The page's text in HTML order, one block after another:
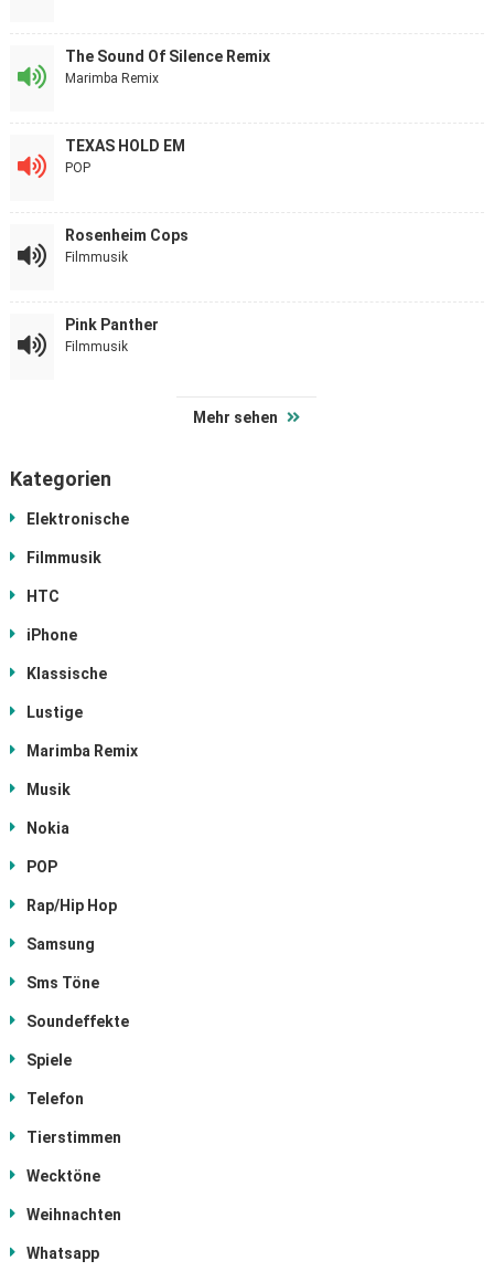
The Sound Of Silence Remix
Marimba Remix
TEXAS HOLD EM
POP
Rosenheim Cops
Filmmusik
Pink Panther
Filmmusik
Mehr sehen
Kategorien
Elektronische
Filmmusik
HTC
iPhone
Klassische
Lustige
Marimba Remix
Musik
Nokia
POP
Rap/Hip Hop
Samsung
Sms Töne
Soundeffekte
Spiele
Telefon
Tierstimmen
Wecktöne
Weihnachten
Whatsapp